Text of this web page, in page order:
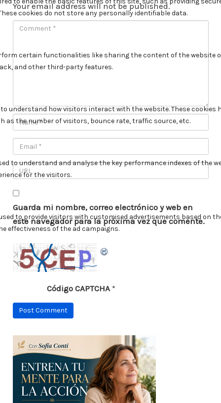
Your email address will not be published.
Guarda mi nombre, correo electrónico y web en
este navegador para la próxima vez que comente.
Código CAPTCHA*